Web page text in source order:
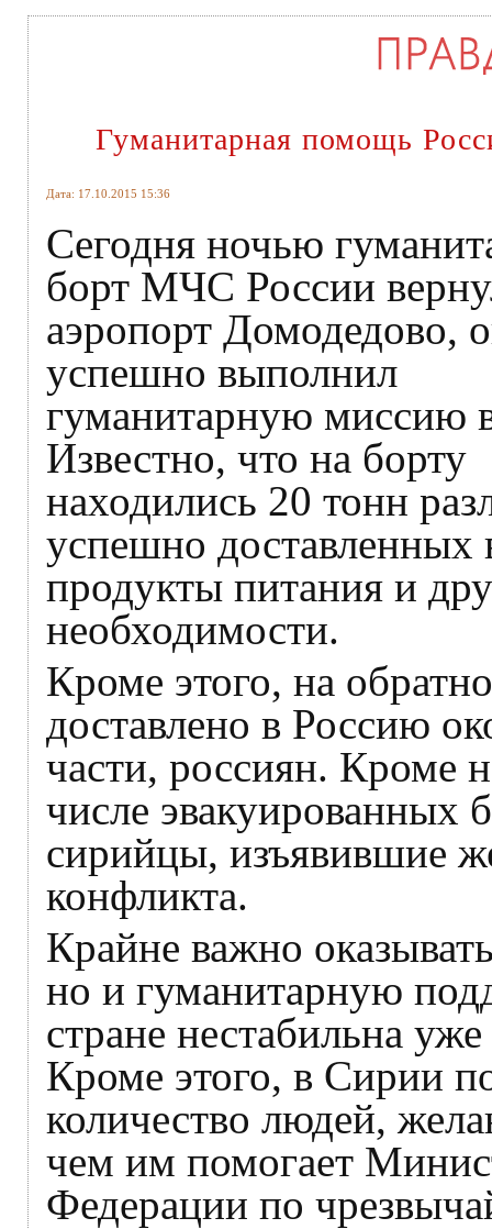
Гуманитарная помощь
Дата: 17.10.2015 15:36
Сегодня ночью
борт МЧС России
аэропорт Домодедово,
успешно выполнил
гуманитарную миссию
Известно, что на борту
находились 20 тонн
успешно
продукты питания и
необходимости.
Кроме этого, на
доставлено в Россию
части, россиян. Кроме
числе
сирийцы, изъявившие
конфликта.
Крайне важно
но и гуманитарную
стране нестабильна
Кроме этого, в Сирии
количество людей,
чем им помогает
Федерации по